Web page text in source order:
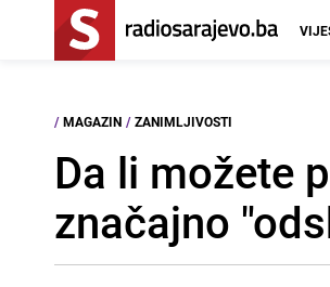
/ MAGAZIN / ZANIMLJIVOSTI
Da li možete
značajno